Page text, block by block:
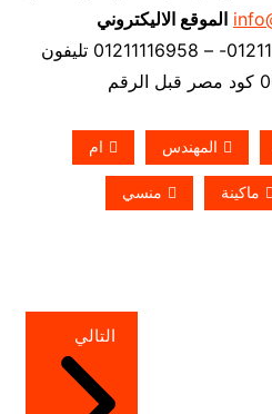
الموقع الاليكتروني
موبايل: – 01211116956- – 01211116958 تليفون
المهندس ام
ماكينة منسي
التالي